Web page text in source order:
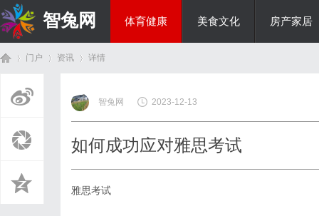
智兔网 体育健康 美食文化 房产家居
门户 资讯
›
详情
智兔网 2023-12-13
如何成功应对雅思考试
雅思考试